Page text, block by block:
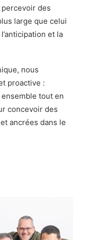
des
large que celui
et la
nous
proactive :
tout en
concevoir des
ancrées dans le